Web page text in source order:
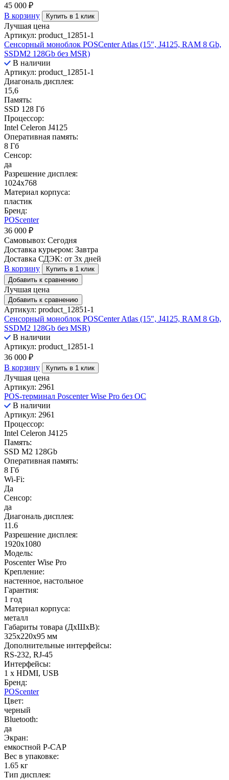
45 000 ₽
В корзину
Купить в 1 клик
Лучшая цена
Артикул: product_12851-1
Сенсорный моноблок POSCenter Atlas (15″, J4125, RAM 8 Gb,
SSDM2 128Gb без MSR)
В наличии
Артикул: product_12851-1
Диагональ дисплея:
15,6
Память:
SSD 128 Гб
Процессор:
Intel Celeron J4125
Оперативная память:
8 Гб
Сенсор:
да
Разрешение дисплея:
1024x768
Материал корпуса:
пластик
Бренд:
POScenter
36 000 ₽
Самовывоз: Сегодня
Доставка курьером: Завтра
Доставка СДЭК: от 3х дней
В корзину
Купить в 1 клик
Добавить к сравнению
Лучшая цена
Добавить к сравнению
Артикул: product_12851-1
Сенсорный моноблок POSCenter Atlas (15″, J4125, RAM 8 Gb,
SSDM2 128Gb без MSR)
В наличии
Артикул: product_12851-1
36 000 ₽
В корзину
Купить в 1 клик
Лучшая цена
Артикул: 2961
POS-терминал Poscenter Wise Pro без ОС
В наличии
Артикул: 2961
Процессор:
Intel Celeron J4125
Память:
SSD M2 128Gb
Оперативная память:
8 Гб
Wi-Fi:
Да
Сенсор:
да
Диагональ дисплея:
11.6
Разрешение дисплея:
1920x1080
Модель:
Poscenter Wise Pro
Крепление:
настенное, настольное
Гарантия:
1 год
Материал корпуса:
металл
Габариты товара (ДxШxВ):
325х220х95 мм
Дополнительные интерфейсы:
RS-232, RJ-45
Интерфейсы:
1 x HDMI, USB
Бренд:
POScenter
Цвет:
черный
Bluetooth:
да
Экран:
емкостной P-CAP
Вес в упаковке:
1.65 кг
Тип дисплея: